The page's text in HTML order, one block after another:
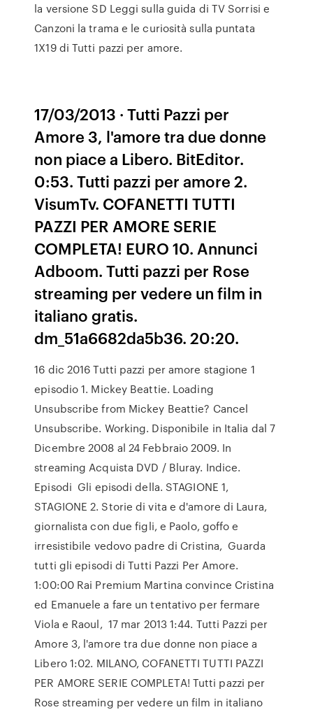
la versione SD Leggi sulla guida di TV Sorrisi e
Canzoni la trama e le curiosità sulla puntata
1X19 di Tutti pazzi per amore.
17/03/2013 · Tutti Pazzi per
Amore 3, l'amore tra due donne
non piace a Libero. BitEditor.
0:53. Tutti pazzi per amore 2.
VisumTv. COFANETTI TUTTI
PAZZI PER AMORE SERIE
COMPLETA! EURO 10. Annunci
Adboom. Tutti pazzi per Rose
streaming per vedere un film in
italiano gratis.
dm_51a6682da5b36. 20:20.
16 dic 2016 Tutti pazzi per amore stagione 1
episodio 1. Mickey Beattie. Loading
Unsubscribe from Mickey Beattie? Cancel
Unsubscribe. Working. Disponibile in Italia dal 7
Dicembre 2008 al 24 Febbraio 2009. In
streaming Acquista DVD / Bluray. Indice.
Episodi Gli episodi della. STAGIONE 1,
STAGIONE 2. Storie di vita e d'amore di Laura,
giornalista con due figli, e Paolo, goffo e
irresistibile vedovo padre di Cristina, Guarda
tutti gli episodi di Tutti Pazzi Per Amore.
1:00:00 Rai Premium Martina convince Cristina
ed Emanuele a fare un tentativo per fermare
Viola e Raoul, 17 mar 2013 1:44. Tutti Pazzi per
Amore 3, l'amore tra due donne non piace a
Libero 1:02. MILANO, COFANETTI TUTTI PAZZI
PER AMORE SERIE COMPLETA! Tutti pazzi per
Rose streaming per vedere un film in italiano